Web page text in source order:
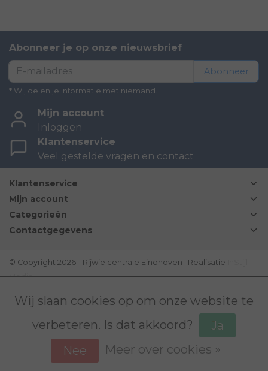
Abonneer je op onze nieuwsbrief
Abonneer
* Wij delen je informatie met niemand.
Mijn account
Inloggen
Klantenservice
Veel gestelde vragen en contact
Klantenservice
Mijn account
Categorieën
Contactgegevens
© Copyright 2026 - Rijwielcentrale Eindhoven | Realisatie
Media
Wij slaan cookies op om onze website te
verbeteren. Is dat akkoord?
Ja
Nee
Meer over cookies »